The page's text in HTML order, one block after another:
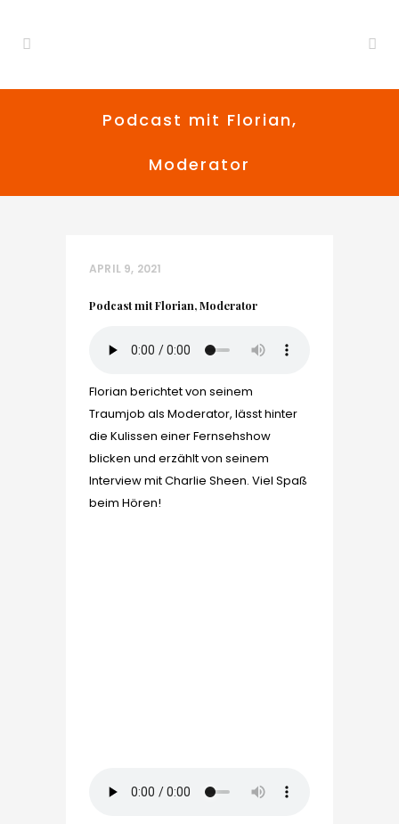
Podcast mit Florian,
Moderator
APRIL 9, 2021
Podcast mit Florian, Moderator
Florian berichtet von seinem
Traumjob als Moderator, lässt hinter
die Kulissen einer Fernsehshow
blicken und erzählt von seinem
Interview mit Charlie Sheen. Viel Spaß
beim Hören!